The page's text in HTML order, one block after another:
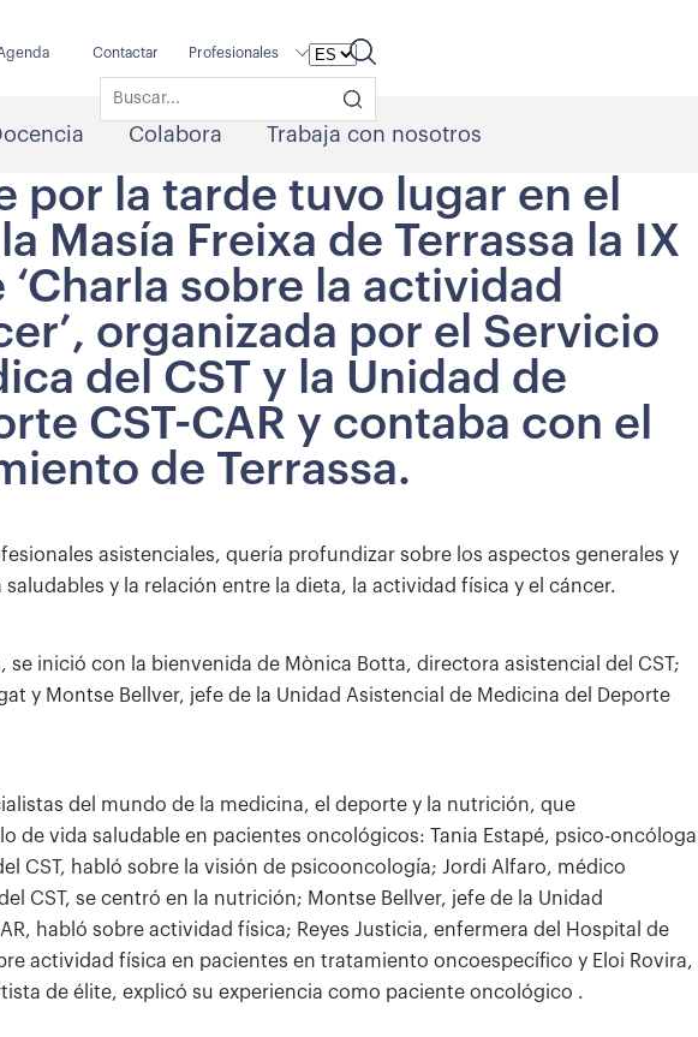
Contactar Profesionales
Colabora Trabaja con nosotros
por la tarde tuvo lugar en el
Masía Freixa de Terrassa la IX
sobre la actividad
organizada por el Servicio
del CST y la Unidad de
CST-CAR y contaba con el
de Terrassa.
asistenciales, quería profundizar sobre los aspectos generales y
y la relación entre la dieta, la actividad física y el cáncer.
se inició con la bienvenida de Mònica Botta, directora asistencial del CST;
y Montse Bellver, jefe de la Unidad Asistencial de Medicina del Deporte
del mundo de la medicina, el deporte y la nutrición, que
de vida saludable en pacientes oncológicos: Tania Estapé, psico-oncóloga
CST, habló sobre la visión de psicooncología; Jordi Alfaro, médico
CST, se centró en la nutrición; Montse Bellver, jefe de la Unidad
habló sobre actividad física; Reyes Justicia, enfermera del Hospital de
actividad física en pacientes en tratamiento oncoespecífico y Eloi Rovira,
de élite, explicó su experiencia como paciente oncológico .